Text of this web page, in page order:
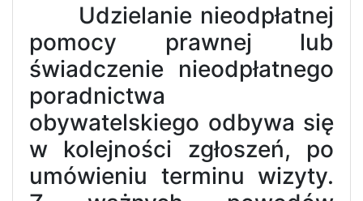
Udzielanie nieodpłatnej
pomocy prawnej lub
świadczenie nieodpłatnego
poradnictwa
obywatelskiego odbywa się
w kolejności zgłoszeń, po
umówieniu terminu wizyty.